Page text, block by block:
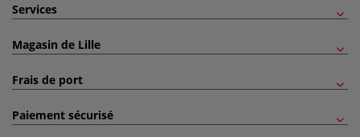
Services
Magasin de Lille
Frais de port
Paiement sécurisé